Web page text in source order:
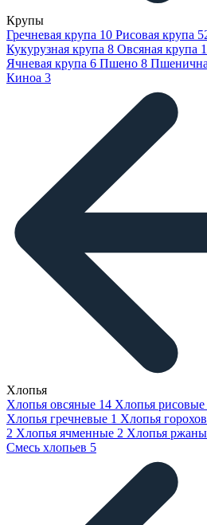
Крупы
Гречневая крупа 10 Рисовая крупа
Кукурузная крупа 8 Овсяная крупа 1
Ячневая крупа 6 Пшено 8
Киноа 3
Хлопья
Хлопья овсяные 14 Хлопья рисовые
Хлопья гречневые 1 Хлопья
2 Хлопья ячменные 2 Хлопья
Смесь хлопьев 5